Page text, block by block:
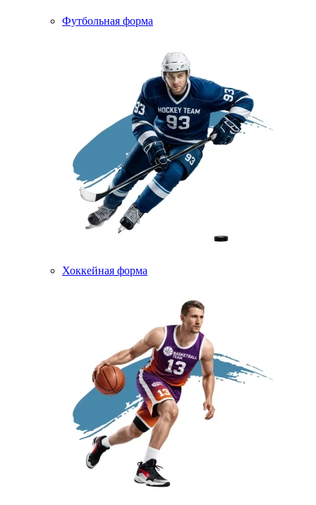
Футбольная форма
Хоккейная форма